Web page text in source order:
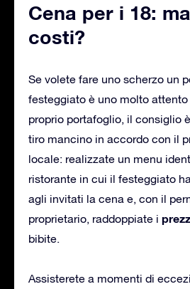
Cena per i 18:
costi?
Se volete fare uno scherzo un
festeggiato è uno molto
proprio portafoglio, il consiglio
tiro mancino in accordo con il
locale: realizzate un menu
ristorante in cui il festeggiato
agli invitati la cena e, con il
proprietario, raddoppiate i
bibite.
Assisterete a momenti di